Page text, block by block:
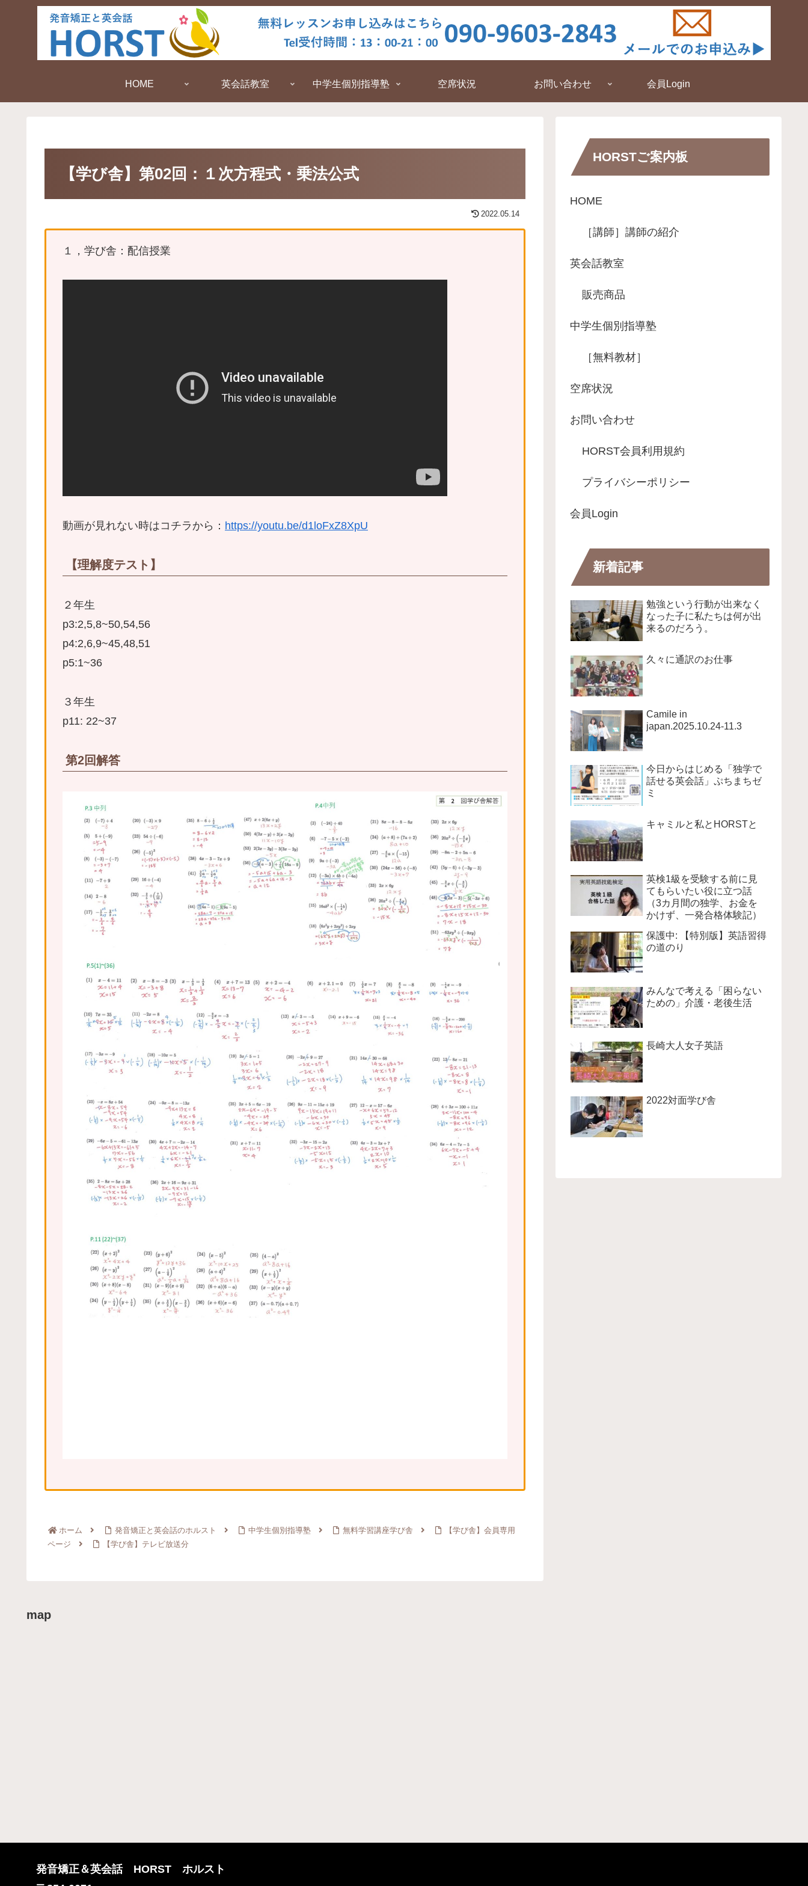
HOME 英会話教室 中学生個別指導塾 空席状況 お問い合わせ 会員Login
【学び舎】第02回：１次方程式・乗法公式
2022.05.14
１，学び舎：配信授業
動画が見れない時はコチラから： https://youtu.be/d1loFxZ8XpU
【理解度テスト】
２年生
p3:2,5,8~50,54,56
p4:2,6,9~45,48,51
p5:1~36
３年生
p11: 22~37
第2回解答
ホーム 発音矯正と英会話のホルスト 中学生個別指導塾 無料学習講座学び舎
【学び舎】会員専用
ページ
【学び舎】テレビ放送分
HORSTご案内板
HOME
［講師］講師の紹介
英会話教室
販売商品
中学生個別指導塾
［無料教材］
空席状況
お問い合わせ
HORST会員利用規約
プライバシーポリシー
会員Login
新着記事
勉強という行動が出来なく
なった子に私たちは何が出
来るのだろう。
久々に通訳のお仕事
Camile in
japan.2025.10.24-11.3
今日からはじめる「独学で
話せる英会話」ぷちまちゼ
ミ
キャミルと私とHORSTと
英検1級を受験する前に見
てもらいたい役に立つ話
（3カ月間の独学、お金を
かけず、一発合格体験記）
保護中: 【特別版】英語習得
の道のり
みんなで考える「困らない
ための」介護・老後生活
長崎大人女子英語
2022対面学び舎
map
発音矯正＆英会話 HORST ホルスト